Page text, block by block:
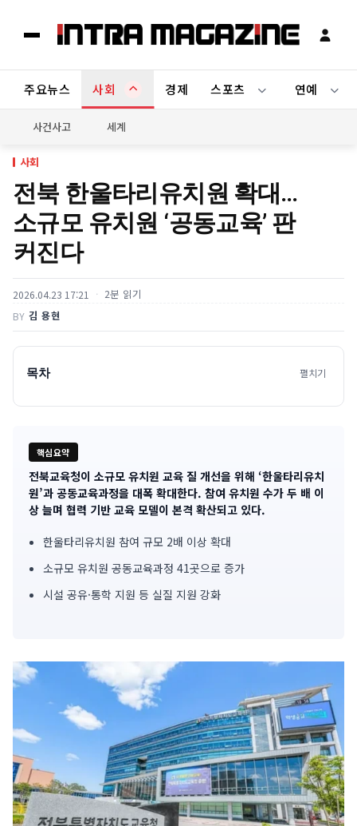
주요뉴스 사회 경제 스포츠 연예
사건사고 세계
사회
전북 한울타리유치원 확대…
소규모 유치원 ‘공동교육’ 판
커진다
2026.04.23 17:21 2분 읽기
BY 김 용현
목차 펼치기
핵심요약
기
사
핵
심
전북교육청이 소규모 유치원 교육 질 개선을 위해 ‘한울타리유치
원’과 공동교육과정을 대폭 확대한다. 참여 유치원 수가 두 배 이
상 늘며 협력 기반 교육 모델이 본격 확산되고 있다.
한울타리유치원 참여 규모 2배 이상 확대
소규모 유치원 공동교육과정 41곳으로 증가
시설 공유·통학 지원 등 실질 지원 강화